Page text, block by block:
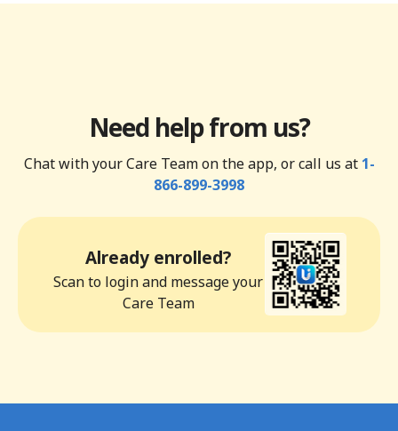
Need help from us?
Chat with your Care Team on the app, or call us at 1-
866-899-3998
Already enrolled?
Scan to login and message your
Care Team